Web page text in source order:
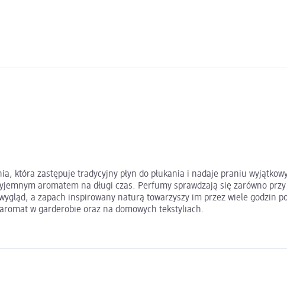
która zastępuje tradycyjny płyn do płukania i nadaje praniu
aromatem na długi czas. Perfumy sprawdzają się zarówno
a zapach inspirowany naturą towarzyszy im przez wiele godzin
w garderobie oraz na domowych tekstyliach.